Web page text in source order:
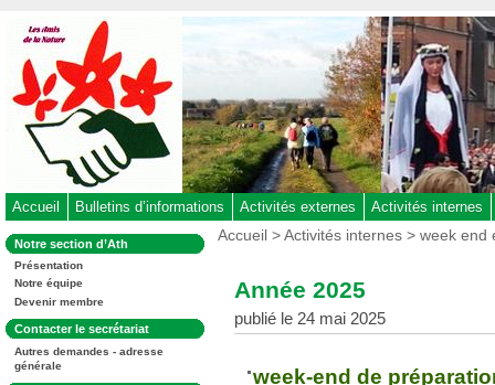
au
contenu
-
Aller
au
menu
-
à
la
recherche
Accueil Bulletins d’informations Activités externes Activités internes
Dans
la
rubrique
:
Notre section d’Ath
Présentation
Notre équipe
Devenir membre
Dans
la
rubrique
:
Contacter le secrétariat
Autres demandes - adresse
générale
Vous
Accueil >Activités internes >week end
Année 2025
publié le 24 mai 2025
week-end de